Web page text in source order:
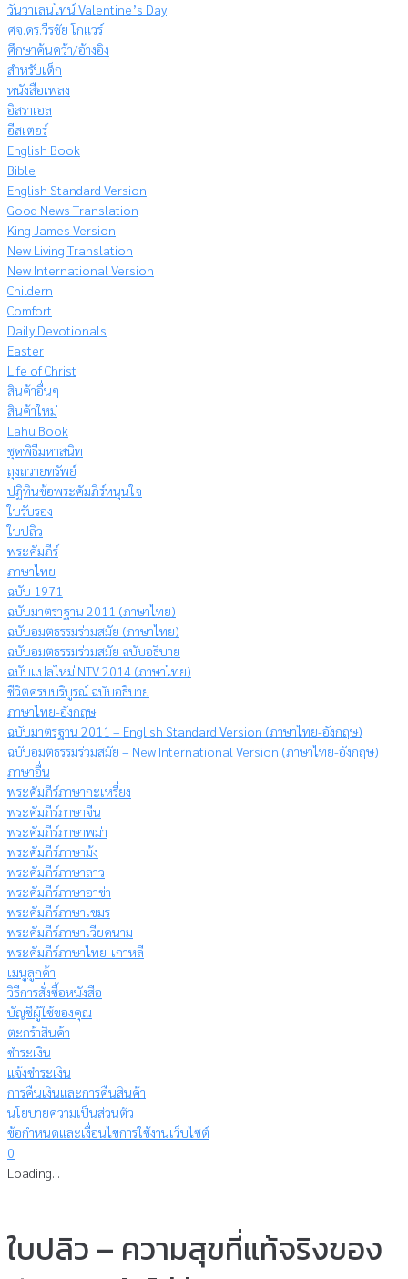
วันวาเลนไทน์ Valentine’s Day
ศจ.ดร.วีรชัย โกแวร์
ศึกษาค้นคว้า/อ้างอิง
สำหรับเด็ก
หนังสือเพลง
อิสราเอล
อีสเตอร์
English Book
Bible
English Standard Version
Good News Translation
King James Version
New Living Translation
New International Version
Childern
Comfort
Daily Devotionals
Easter
Life of Christ
สินค้าอื่นๆ
สินค้าใหม่
Lahu Book
ชุดพิธีมหาสนิท
ถุงถวายทรัพย์
ปฏิทินข้อพระคัมภีร์หนุนใจ
ใบรับรอง
ใบปลิว
พระคัมภีร์
ภาษาไทย
ฉบับ 1971
ฉบับมาตราฐาน 2011 (ภาษาไทย)
ฉบับอมตธรรมร่วมสมัย (ภาษาไทย)
ฉบับอมตธรรมร่วมสมัย ฉบับอธิบาย
ฉบับแปลใหม่ NTV 2014 (ภาษาไทย)
ชีวิตครบบริบูรณ์ ฉบับอธิบาย
ภาษาไทย-อังกฤษ
ฉบับมาตรฐาน 2011 – English Standard Version (ภาษาไทย-อังกฤษ)
ฉบับอมตธรรมร่วมสมัย – New International Version (ภาษาไทย-อังกฤษ)
ภาษาอื่น
พระคัมภีร์ภาษากะเหรี่ยง
พระคัมภีร์ภาษาจีน
พระคัมภีร์ภาษาพม่า
พระคัมภีร์ภาษาม้ง
พระคัมภีร์ภาษาลาว
พระคัมภีร์ภาษาอาข่า
พระคัมภีร์ภาษาเขมร
พระคัมภีร์ภาษาเวียดนาม
พระคัมภีร์ภาษาไทย-เกาหลี
เมนูลูกค้า
วิธีการสั่งซื้อหนังสือ
บัญชีผู้ใช้ของคุณ
ตะกร้าสินค้า
ชำระเงิน
แจ้งชำระเงิน
การคืนเงินและการคืนสินค้า
นโยบายความเป็นส่วนตัว
ข้อกำหนดและเงื่อนไขการใช้งานเว็บไซต์
0
Loading...
ใบปลิว – ความสุขที่แท้จริงของ